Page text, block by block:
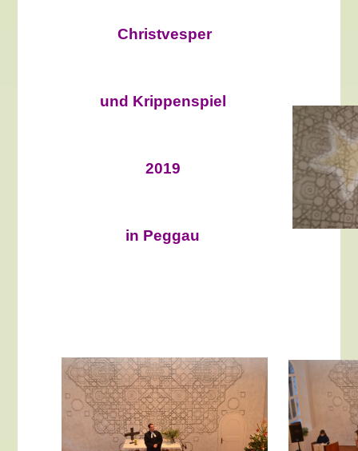
Christvesper
und Krippenspiel
2019
in Peggau